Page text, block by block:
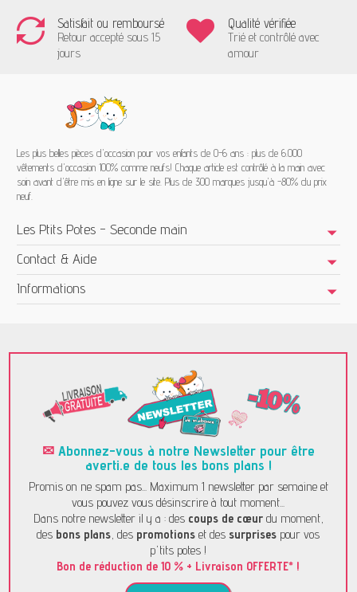
Satisfait ou remboursé
Retour accepté sous 15
jours
Qualité vérifiée
Trié et contrôlé avec
amour
Les plus belles pièces d'occasion pour vos enfants de 0-6 ans : plus de 6.000
vêtements d'occasion 100% comme neufs! Chaque article est contrôlé à la main avec
soin avant d'être mis en ligne sur le site. Plus de 300 marques jusqu'à -80% du prix
neuf.
Les Ptits Potes - Seconde main
Contact & Aide
Informations
✉ Abonnez-vous à notre Newsletter pour être
averti.e de tous les bons plans !
Promis on ne spam pas... Maximum 1 newsletter par semaine et
vous pouvez vous désinscrire à tout moment...
Dans notre newsletter il y a : des coups de cœurdu moment,
des bons plans, des promotions et dessurprises pour vos
p'tits potes !
Bon de réduction de 10 % + Livraison OFFERTE* !